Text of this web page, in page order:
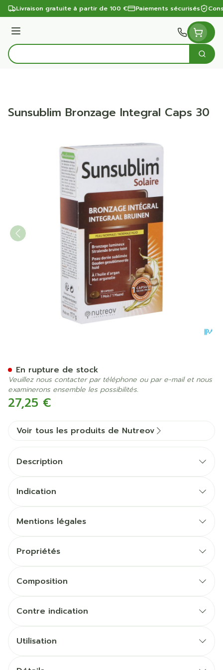
Aller au contenu
Livraison gratuite à partir de 100 € Paiements sécurisés
Menu
Rechercher
Sunsublim Bronzage Integral Caps 30
27,25 €
En rupture de stock
Veuillez nous contacter par téléphone ou par e-mail et nous
examinerons ensemble les possibilités.
Voir tous les produits de Nutreov
Description
Indication
Mentions légales
Propriétés
Composition
Contre indication
Utilisation